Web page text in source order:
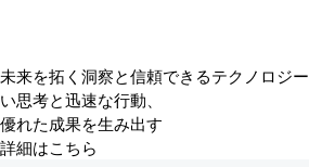
未来を拓く洞察と信頼できるテクノロジー
い思考と迅速な行動、
優れた成果を生み出す
詳細はこちら